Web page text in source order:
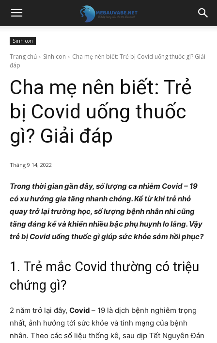
Sinh con
Trang chủ Sinh con
Cha mẹ nên biết: Trẻ bị Covid uống thuốc gì? Giải
đáp
Cha mẹ nên biết: Trẻ
bị Covid uống thuốc
gì? Giải đáp
Tháng 9 14, 2022
Trong thời gian gần đây, số lượng ca nhiễm Covid – 19
có xu hướng gia tăng nhanh chóng. Kể từ khi trẻ nhỏ
quay trở lại trường học, số lượng bệnh nhân nhi cũng
tăng đáng kể và khiến nhiều bậc phụ huynh lo lắng. Vậy
trẻ bị Covid uống thuốc gì giúp sức khỏe sớm hồi phục?
1. Trẻ mắc Covid thường có triệu
chứng gì?
2 năm trở lại đây, Covid – 19 là dịch bệnh nghiêm trọng
nhất, ảnh hưởng tới sức khỏe và tính mạng của bệnh
nhân. Theo các số liệu thống kê, sau dịp Tết Nguyên Đán